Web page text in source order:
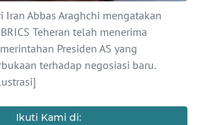
Iran Abbas Araghchi mengatakan
Teheran telah menerima
Presiden AS yang
terhadap negosiasi baru.
Ikuti Kami di: